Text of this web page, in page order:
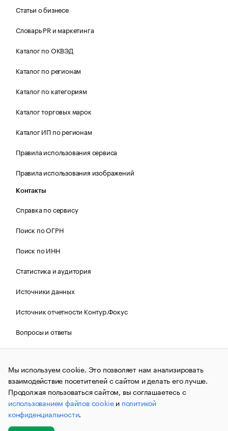
Статьи о бизнесе
Словарь PR и маркетинга
Каталог по ОКВЭД
Каталог по регионам
Каталог по категориям
Каталог торговых марок
Каталог ИП по регионам
Правила использования сервиса
Правила использования изображений
Контакты
Справка по сервису
Поиск по ОГРН
Поиск по ИНН
Статистика и аудитория
Источники данных
Источник отчетности Контур.Фокус
Вопросы и ответы
Политика Cookies РБК
Контактная информация
Редакция
Рассылка РБК Новости
Мы используем cookie. Это позволяет нам анализировать
взаимодействие посетителей с сайтом и делать его лучше.
Продолжая пользоваться сайтом, вы соглашаетесь с
использованием файлов cookieи политикой
конфиденциальности.